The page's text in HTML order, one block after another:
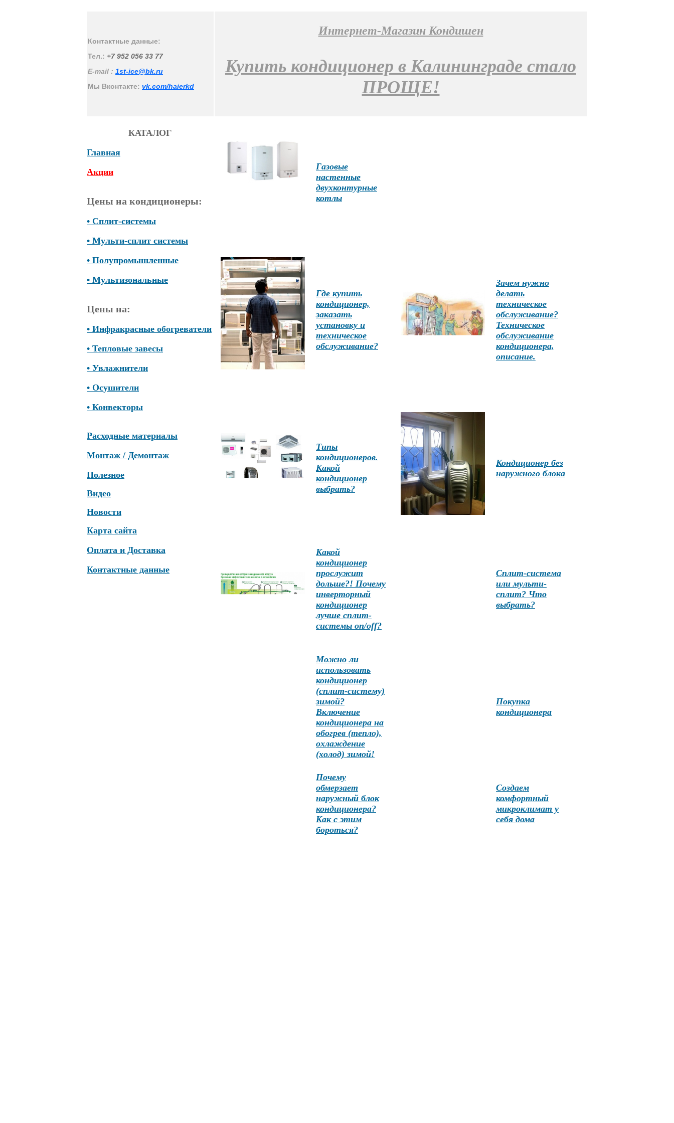
Контактные данные:
Тел.: +7 952 056 33 77
E-mail : 1st-ice@bk.ru
Мы Вконтакте: vk.com/haierkd
Интернет-Магазин Кондишен
Купить кондиционер в Калининграде стало
ПРОЩЕ!
КАТАЛОГ
Главная
Акции
Цены на кондиционеры:
• Сплит-системы
• Мульти-сплит системы
• Полупромышленные
• Мультизональные
Цены на:
• Инфракрасные обогреватели
• Тепловые завесы
• Увлажнители
• Осушители
• Конвекторы
Расходные материалы
Монтаж / Демонтаж
Полезное
Видео
Новости
Карта сайта
Оплата и Доставка
Контактные данные
Газовые
настенные
двухконтурные
котлы
Где купить
кондиционер,
заказать
установку и
техническое
обслуживание?
Зачем нужно
делать
техническое
обслуживание?
Техническое
обслуживание
кондиционера,
описание.
Типы
кондиционеров.
Какой
кондиционер
выбрать?
Кондиционер без
наружного блока
Какой
кондиционер
прослужит
дольше?! Почему
инверторный
кондиционер
лучше сплит-
системы on/off?
Сплит-система
или мульти-
сплит? Что
выбрать?
Можно ли
использовать
кондиционер
(сплит-систему)
зимой?
Включение
кондиционера на
обогрев (тепло),
охлаждение
(холод) зимой!
Покупка
кондиционера
Почему
обмерзает
наружный блок
кондиционера?
Как с этим
бороться?
Создаем
комфортный
микроклимат у
себя дома